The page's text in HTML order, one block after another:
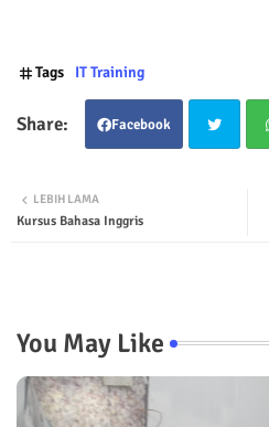
Tags IT Training
Facebook
LEBIH LAMA
Kursus Bahasa Inggris
You May Like